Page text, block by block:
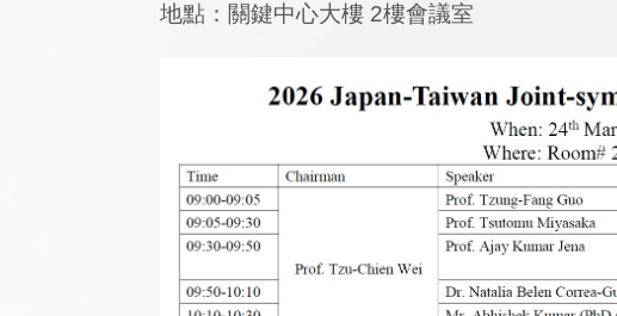
地點：關鍵中心大樓 2樓會議室